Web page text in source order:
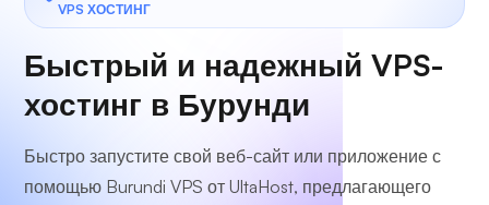
VPS ХОСТИНГ
Быстрый и надежный VPS-
хостинг в Бурунди
Быстро запустите свой веб-сайт или приложение с
помощью Burundi VPS от UltaHost, предлагающего